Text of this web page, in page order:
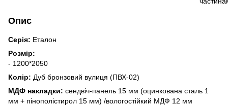
Опис
Серія: Еталон
Розмір:
- 1200*2050
Колір: Дуб бронзовий вулиця (ПВХ-02)
МДФ накладки: сендвіч-панель 15 мм (оцинкована сталь 1
мм + пінополістирол 15 мм) /вологостійкий МДФ 12 мм